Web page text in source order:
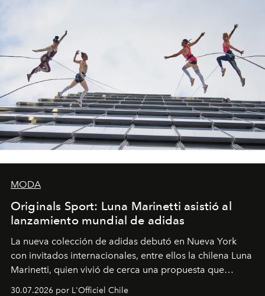
MODA
Originals Sport: Luna Marinetti asistió al
lanzamiento mundial de adidas
La nueva colección de adidas debutó en Nueva York
con invitados internacionales, entre ellos la chilena Luna
Marinetti, quien vivió de cerca una propuesta que
fusiona moda y rendimiento.
30.07.2026 por L'Officiel Chile